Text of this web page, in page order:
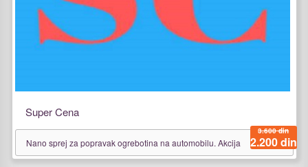
Super Cena
Nano sprej za popravak ogrebotina na automobilu. Akcija
3.600 din
2.200 din